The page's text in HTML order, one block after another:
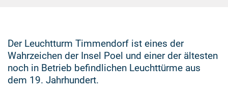
Der Leuchtturm Timmendorf ist eines der
Wahrzeichen der Insel Poel und einer der ältesten
noch in Betrieb befindlichen Leuchttürme aus
dem 19. Jahrhundert.